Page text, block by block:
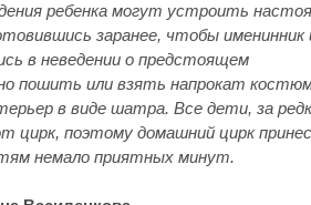
ребенка могут устроить
заранее, чтобы именинник
в неведении о предстоящем
пошить или взять напрокат
в виде шатра. Все дети, за
цирк, поэтому домашний цирк
немало приятных минут.